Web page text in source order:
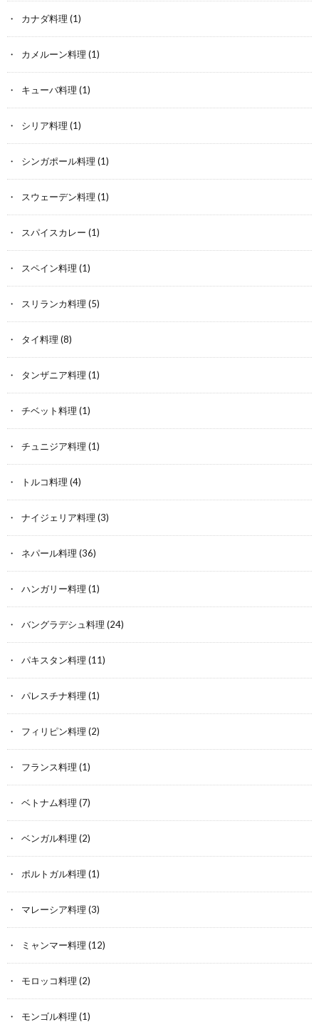
カナダ料理 (1)
カメルーン料理 (1)
キューバ料理 (1)
シリア料理 (1)
シンガポール料理 (1)
スウェーデン料理 (1)
スパイスカレー (1)
スペイン料理 (1)
スリランカ料理 (5)
タイ料理 (8)
タンザニア料理 (1)
チベット料理 (1)
チュニジア料理 (1)
トルコ料理 (4)
ナイジェリア料理 (3)
ネパール料理 (36)
ハンガリー料理 (1)
バングラデシュ料理 (24)
パキスタン料理 (11)
パレスチナ料理 (1)
フィリピン料理 (2)
フランス料理 (1)
ベトナム料理 (7)
ベンガル料理 (2)
ポルトガル料理 (1)
マレーシア料理 (3)
ミャンマー料理 (12)
モロッコ料理 (2)
モンゴル料理 (1)